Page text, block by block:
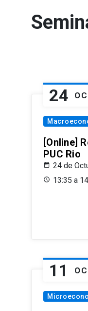
24
[Online]
PUC Rio
24 de
13:35 a
11